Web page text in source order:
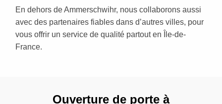
En dehors de Ammerschwihr, nous collaborons aussi
avec des partenaires fiables dans d’autres villes, pour
vous offrir un service de qualité partout en Île-de-
France.
Ouverture de porte à